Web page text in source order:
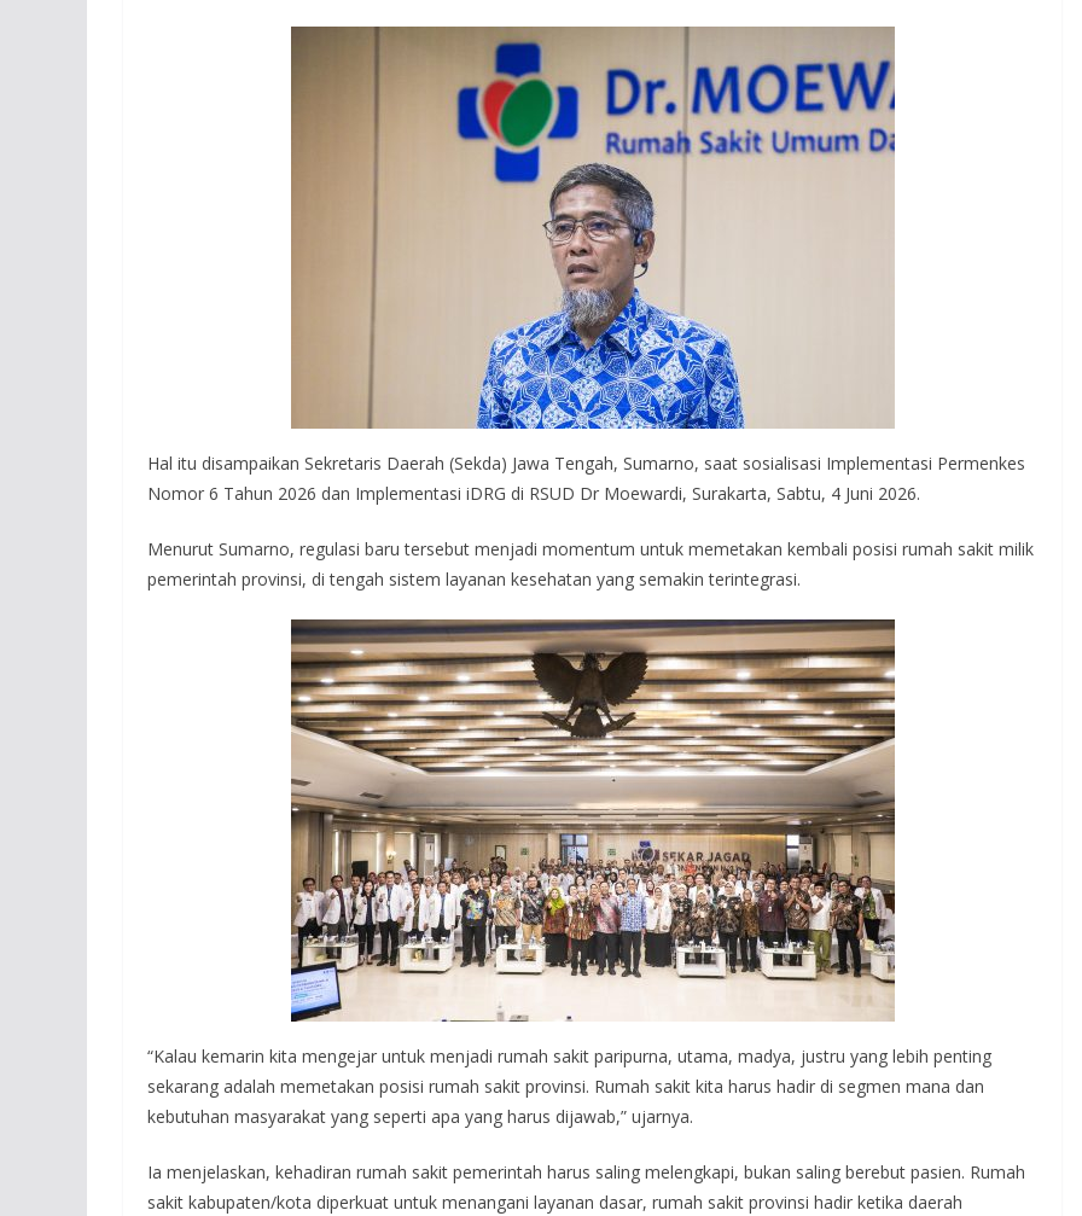
Hal itu disampaikan Sekretaris Daerah (Sekda) Jawa Tengah, Sumarno, saat sosialisasi Implementasi Permenkes
Nomor 6 Tahun 2026 dan Implementasi iDRG di RSUD Dr Moewardi, Surakarta, Sabtu, 4 Juni 2026.
Menurut Sumarno, regulasi baru tersebut menjadi momentum untuk memetakan kembali posisi rumah sakit milik
pemerintah provinsi, di tengah sistem layanan kesehatan yang semakin terintegrasi.
“Kalau kemarin kita mengejar untuk menjadi rumah sakit paripurna, utama, madya, justru yang lebih penting
sekarang adalah memetakan posisi rumah sakit provinsi. Rumah sakit kita harus hadir di segmen mana dan
kebutuhan masyarakat yang seperti apa yang harus dijawab,” ujarnya.
Ia menjelaskan, kehadiran rumah sakit pemerintah harus saling melengkapi, bukan saling berebut pasien. Rumah
sakit kabupaten/kota diperkuat untuk menangani layanan dasar, rumah sakit provinsi hadir ketika daerah